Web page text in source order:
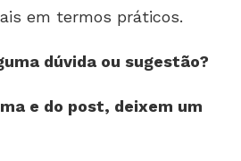
em termos práticos.
dúvida ou sugestão?
e do post, deixem um